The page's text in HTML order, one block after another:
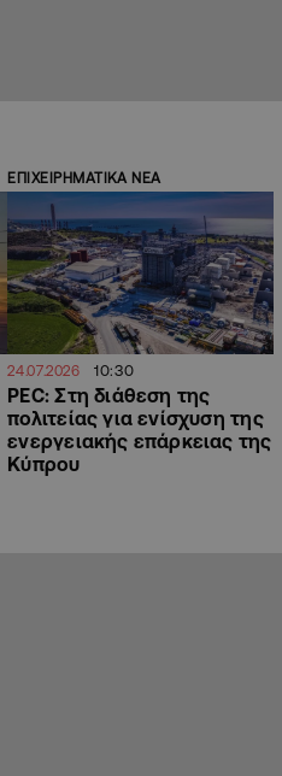
ΕΠΙΧΕΙΡΗΜΑΤΙΚΑ ΝΕΑ
24.07.2026 10:30
PEC: Στη διάθεση της
πολιτείας για ενίσχυση της
ενεργειακής επάρκειας της
Κύπρου